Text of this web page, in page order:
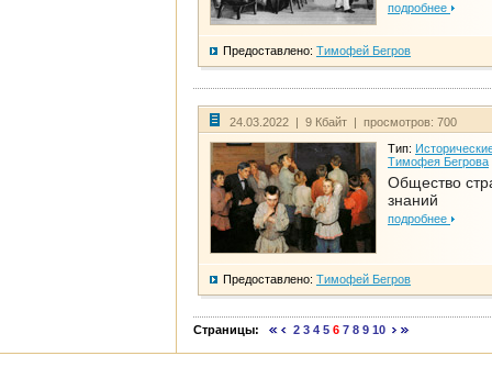
подробнее
Предоставлено: Тимофей Бегров
24.03.2022 | 9 Кбайт | просмотров: 700
Тип:
Тимофея Бегрова
Общество
знаний
подробнее
Предоставлено: Тимофей Бегров
Страницы: 2 3 4 5 6 7 8 9 10